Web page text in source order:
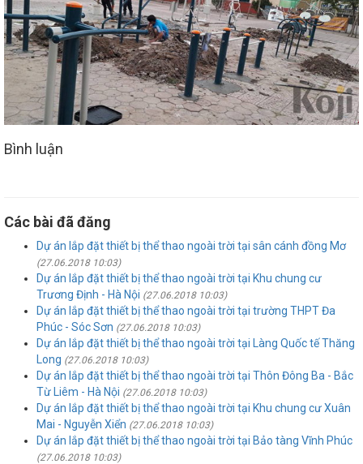
Bình luận
Các bài đã đăng
Dự án lắp đặt thiết bị thể thao ngoài trời tại sân cánh đồng Mơ
(27.06.2018 10:03)
Dự án lắp đặt thiết bị thể thao ngoài trời tại Khu chung cư
Trương Định - Hà Nội (27.06.2018 10:03)
Dự án lắp đặt thiết bị thể thao ngoài trời tại trường THPT Đa
Phúc - Sóc Sơn (27.06.2018 10:03)
Dự án lắp đặt thiết bị thể thao ngoài trời tại Làng Quốc tế Thăng
Long (27.06.2018 10:03)
Dự án lắp đặt thiết bị thể thao ngoài trời tại Thôn Đông Ba - Bắc
Từ Liêm - Hà Nội (27.06.2018 10:03)
Dự án lắp đặt thiết bị thể thao ngoài trời tại Khu chung cư Xuân
Mai - Nguyễn Xiển (27.06.2018 10:03)
Dự án lắp đặt thiết bị thể thao ngoài trời tại Bảo tàng Vĩnh Phúc
(27.06.2018 10:03)